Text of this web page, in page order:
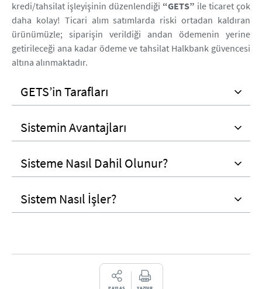
kredi/tahsilat işleyişinin düzenlendiği “GETS” ile ticaret çok
daha kolay! Ticari alım satımlarda riski ortadan kaldıran
ürünümüzle; siparişin verildiği andan ödemenin yerine
getirileceği ana kadar ödeme ve tahsilat Halkbank güvencesi
altına alınmaktadır.
GETS’in Tarafları
Sistemin Avantajları
Sisteme Nasıl Dahil Olunur?
Sistem Nasıl İşler?
PAYLAŞ YAZDIR